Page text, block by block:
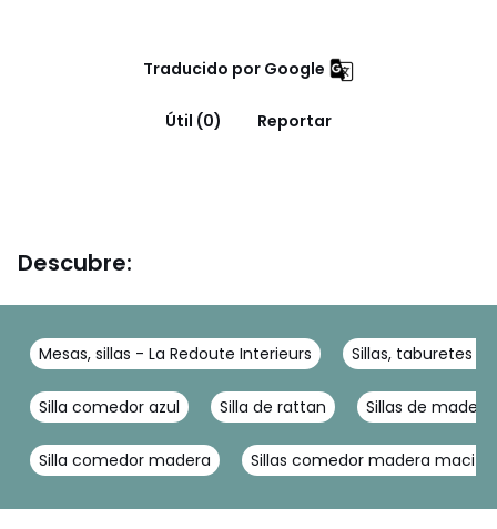
Traducido por Google
Útil (0) Reportar
Descubre:
Mesas, sillas - La Redoute Interieurs Sillas, taburetes -
Silla comedor azul Silla de rattan Sillas de
Silla comedor madera Sillas comedor madera maciza